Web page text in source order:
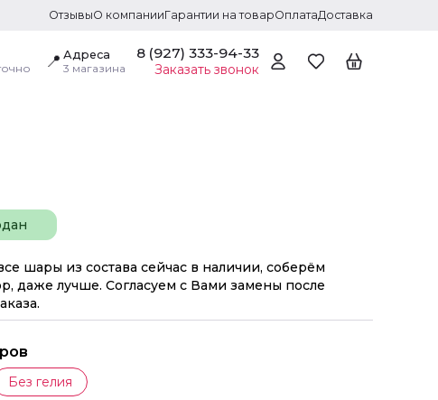
ОтзывыО компанииГарантии на товарОплатаДоставка
📍 Адреса
3 магазина
8 (927) 333-94-33
Заказать звонок
шары из состава сейчас в наличии, соберём
даже лучше. Согласуем с Вами замены после
Без гелия